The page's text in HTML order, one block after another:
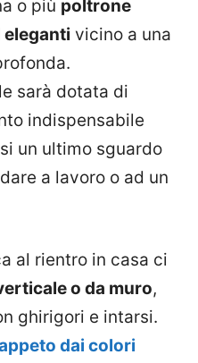
o più poltrone
eleganti vicino a una
sarà dotata di
indispensabile
un ultimo sguardo
a lavoro o ad un
al rientro in casa ci
o da muro,
ghirigori e intarsi.
dai colori